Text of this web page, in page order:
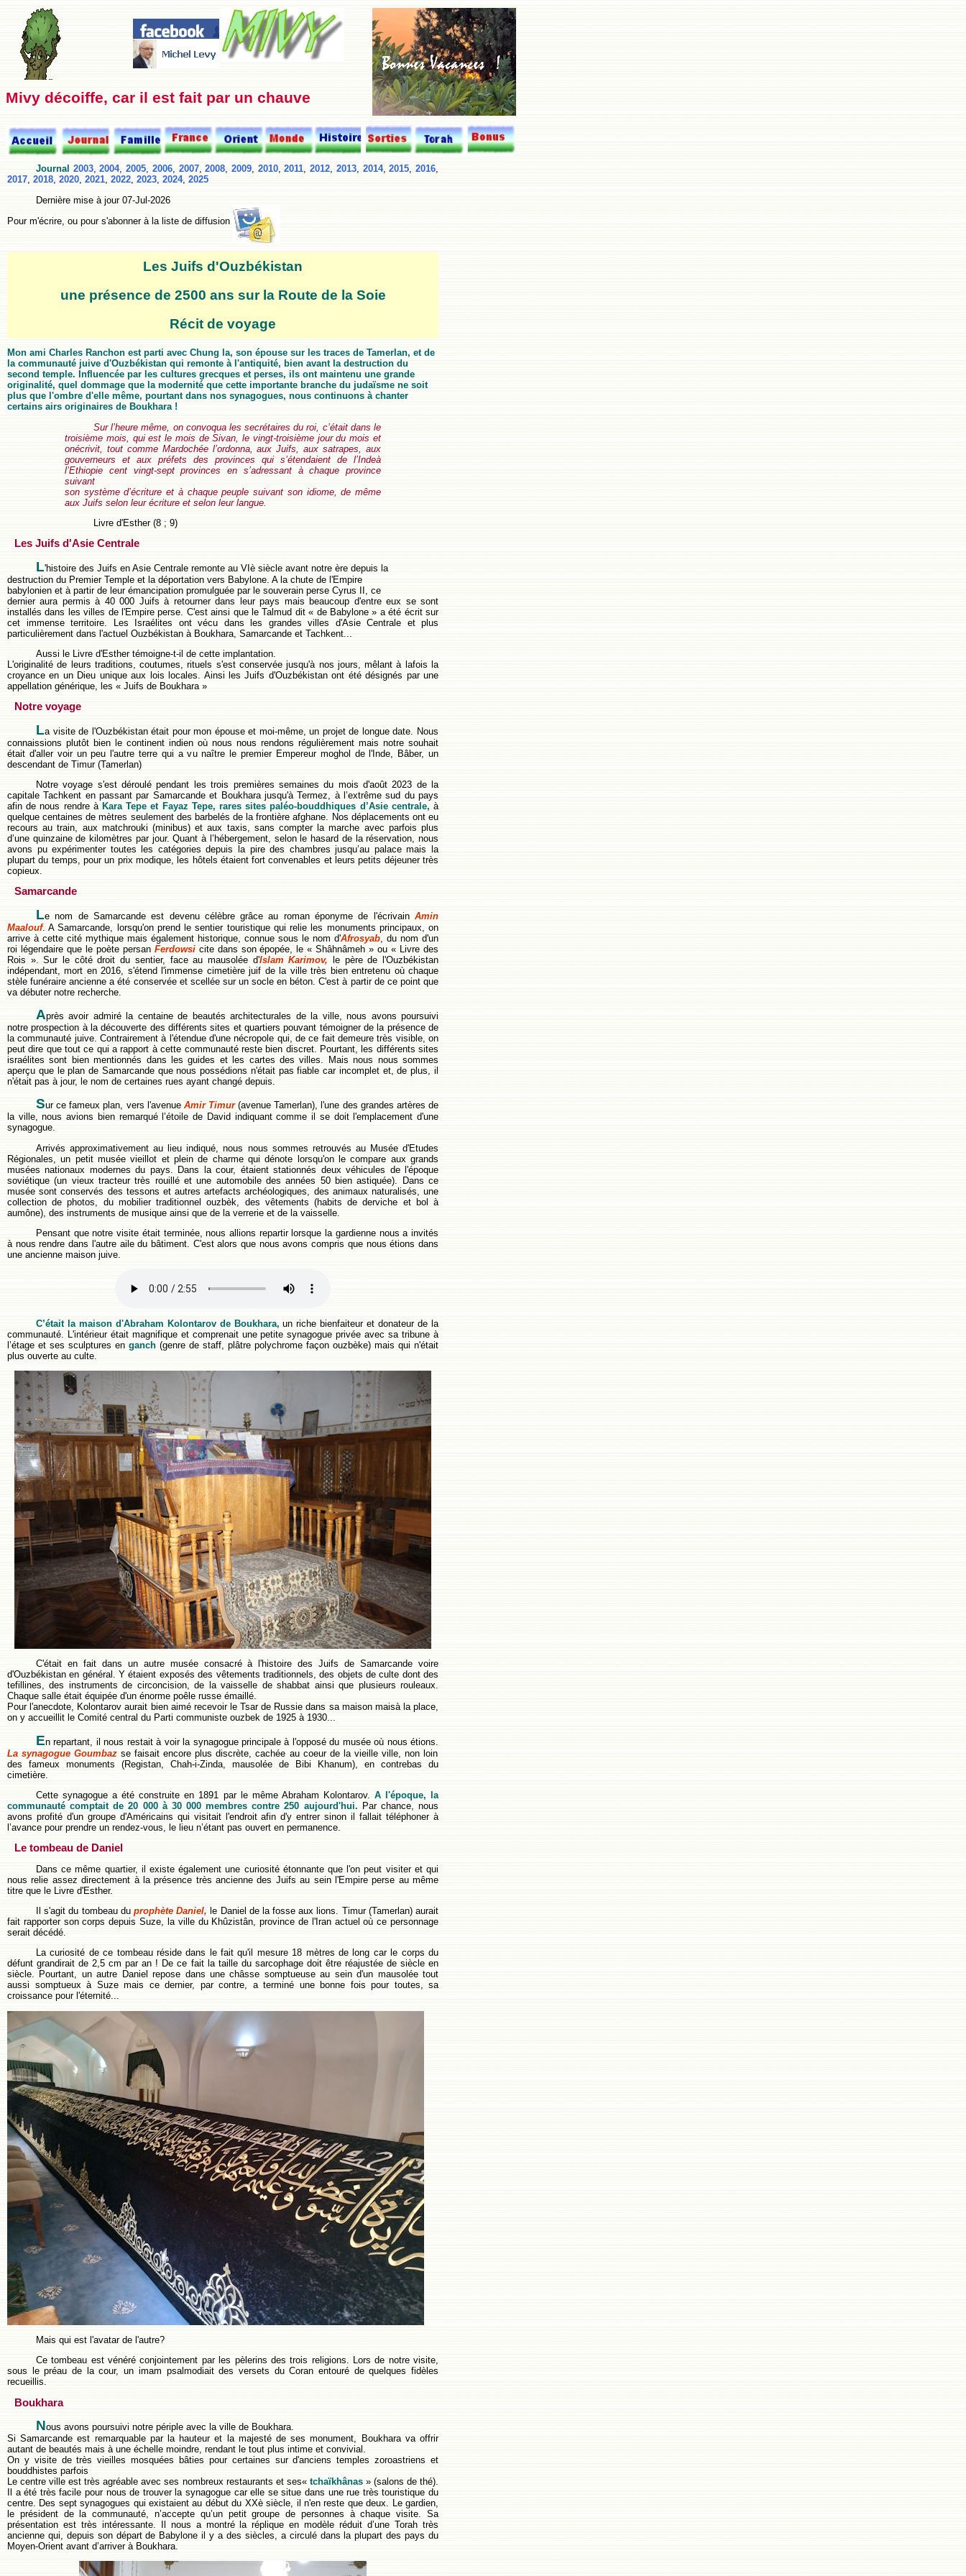
Mivy décoiffe, car il est fait par un chauve
Journal 2003,2004,2005, 2006, 2007,2008,2009, 2010,2011,2012, 2013, 2014,2015,2016,
2017, 2018, 2020, 2021, 2022, 2023, 2024, 2025
Dernière mise à jour 07-Jul-2026
Pour m'écrire, ou pour s'abonner à la liste de diffusion
Les Juifs d'Ouzbékistan
une présence de 2500 ans sur la Route de la Soie
Récit de voyage
Mon ami Charles Ranchon est parti avec Chung la, son épouse sur les traces de Tamerlan, et de
la communauté juive d'Ouzbékistan qui remonte à l'antiquité, bien avant la destruction du
second temple. Influencée par les cultures grecques et perses, ils ont maintenu une grande
originalité, quel dommage que la modernité que cette importante branche du judaïsme ne soit
plus que l'ombre d'elle même, pourtant dans nos synagogues, nous continuons à chanter
certains airs originaires de Boukhara !
Sur l’heure même, on convoqua les secrétaires du roi, c’était dans le
troisième mois, qui est le mois de Sivan, le vingt-troisième jour du mois et
onécrivit, tout comme Mardochée l’ordonna, aux Juifs, aux satrapes, aux
gouverneurs et aux préfets des provinces qui s’étendaient de l’Indeà
l’Ethiopie cent vingt-sept provinces en s’adressant à chaque province
suivant
son système d’écriture et à chaque peuple suivant son idiome, de même
aux Juifs selon leur écriture et selon leur langue.
Livre d'Esther (8 ; 9)
Les Juifs d'Asie Centrale
L'histoire des Juifs en Asie Centrale remonte au VIè siècle avant notre ère depuis la
destruction du Premier Temple et la déportation vers Babylone. A la chute de l'Empire
babylonien et à partir de leur émancipation promulguée par le souverain perse Cyrus II, ce
dernier aura permis à 40 000 Juifs à retourner dans leur pays mais beaucoup d'entre eux se sont
installés dans les villes de l'Empire perse. C'est ainsi que le Talmud dit « de Babylone » a été écrit sur
cet immense territoire. Les Israélites ont vécu dans les grandes villes d'Asie Centrale et plus
particulièrement dans l'actuel Ouzbékistan à Boukhara, Samarcande et Tachkent...
Aussi le Livre d'Esther témoigne-t-il de cette implantation.
L'originalité de leurs traditions, coutumes, rituels s'est conservée jusqu'à nos jours, mêlant à lafois la
croyance en un Dieu unique aux lois locales. Ainsi les Juifs d'Ouzbékistan ont été désignés par une
appellation générique, les « Juifs de Boukhara »
Notre voyage
La visite de l'Ouzbékistan était pour mon épouse et moi-même, un projet de longue date. Nous
connaissions plutôt bien le continent indien où nous nous rendons régulièrement mais notre souhait
était d'aller voir un peu l'autre terre qui a vu naître le premier Empereur moghol de l'Inde, Bâber, un
descendant de Timur (Tamerlan)
Notre voyage s'est déroulé pendant les trois premières semaines du mois d'août 2023 de la
capitale Tachkent en passant par Samarcande et Boukhara jusqu'à Termez, à l’extrême sud du pays
afin de nous rendre àKara Tepe et Fayaz Tepe, rares sites paléo-bouddhiques d’Asie centrale, à
quelque centaines de mètres seulement des barbelés de la frontière afghane. Nos déplacements ont eu
recours au train, aux matchrouki (minibus) et aux taxis, sans compter la marche avec parfois plus
d’une quinzaine de kilomètres par jour. Quant à l’hébergement, selon le hasard de la réservation, nous
avons pu expérimenter toutes les catégories depuis la pire des chambres jusqu’au palace mais la
plupart du temps, pour un prix modique, les hôtels étaient fort convenables et leurs petits déjeuner très
copieux.
Samarcande
Le nom de Samarcande est devenu célèbre grâce au roman éponyme de l'écrivain Amin
Maalouf. A Samarcande, lorsqu'on prend le sentier touristique qui relie les monuments principaux, on
arrive à cette cité mythique mais également historique, connue sous le nom d'Afrosyab , du nom d'un
roi légendaire que le poète persan Ferdowsicite dans son épopée, le « Shâhnâmeh » ou « Livre des
Rois ». Sur le côté droit du sentier, face au mausolée d'Islam Karimov, le père de l'Ouzbékistan
indépendant, mort en 2016, s'étend l'immense cimetière juif de la ville très bien entretenu où chaque
stèle funéraire ancienne a été conservée et scellée sur un socle en béton. C'est à partir de ce point que
va débuter notre recherche.
Après avoir admiré la centaine de beautés architecturales de la ville, nous avons poursuivi
notre prospection à la découverte des différents sites et quartiers pouvant témoigner de la présence de
la communauté juive. Contrairement à l'étendue d'une nécropole qui, de ce fait demeure très visible, on
peut dire que tout ce qui a rapport à cette communauté reste bien discret. Pourtant, les différents sites
israélites sont bien mentionnés dans les guides et les cartes des villes. Mais nous nous sommes
aperçu que le plan de Samarcande que nous possédions n'était pas fiable car incomplet et, de plus, il
n'était pas à jour, le nom de certaines rues ayant changé depuis.
Sur ce fameux plan, vers l'avenue Amir Timur(avenue Tamerlan), l'une des grandes artères de
la ville, nous avions bien remarqué l’étoile de David indiquant comme il se doit l'emplacement d'une
synagogue.
Arrivés approximativement au lieu indiqué, nous nous sommes retrouvés au Musée d'Etudes
Régionales, un petit musée vieillot et plein de charme qui dénote lorsqu'on le compare aux grands
musées nationaux modernes du pays. Dans la cour, étaient stationnés deux véhicules de l'époque
soviétique (un vieux tracteur très rouillé et une automobile des années 50 bien astiquée). Dans ce
musée sont conservés des tessons et autres artefacts archéologiques, des animaux naturalisés, une
collection de photos, du mobilier traditionnel ouzbèk, des vêtements (habits de derviche et bol à
aumône), des instruments de musique ainsi que de la verrerie et de la vaisselle.
Pensant que notre visite était terminée, nous allions repartir lorsque la gardienne nous a invités
à nous rendre dans l'autre aile du bâtiment. C'est alors que nous avons compris que nous étions dans
une ancienne maison juive.
C’était la maison d'Abraham Kolontarov de Boukhara, un riche bienfaiteur et donateur de la
communauté. L'intérieur était magnifique et comprenait une petite synagogue privée avec sa tribune à
l’étage et ses sculptures en ganch (genre de staff, plâtre polychrome façon ouzbèke) mais qui n'était
plus ouverte au culte.
C'était en fait dans un autre musée consacré à l'histoire des Juifs de Samarcande voire
d'Ouzbékistan en général. Y étaient exposés des vêtements traditionnels, des objets de culte dont des
tefillines, des instruments de circoncision, de la vaisselle de shabbat ainsi que plusieurs rouleaux.
Chaque salle était équipée d'un énorme poêle russe émaillé.
Pour l'anecdote, Kolontarov aurait bien aimé recevoir le Tsar de Russie dans sa maison maisà la place,
on y accueillit le Comité central du Parti communiste ouzbek de 1925 à 1930...
En repartant, il nous restait à voir la synagogue principale à l'opposé du musée où nous étions.
La synagogue Goumbazse faisait encore plus discrète, cachée au coeur de la vieille ville, non loin
des fameux monuments (Registan, Chah-i-Zinda, mausolée de Bibi Khanum), en contrebas du
cimetière.
Cette synagogue a été construite en 1891 par le même Abraham Kolontarov. A l'époque, la
communauté comptait de 20 000 à 30 000 membres contre 250 aujourd'hui. Par chance, nous
avons profité d'un groupe d'Américains qui visitait l'endroit afin d'y entrer sinon il fallait téléphoner à
l’avance pour prendre un rendez-vous, le lieu n’étant pas ouvert en permanence.
Le tombeau de Daniel
Dans ce même quartier, il existe également une curiosité étonnante que l'on peut visiter et qui
nous relie assez directement à la présence très ancienne des Juifs au sein l'Empire perse au même
titre que le Livre d'Esther.
Il s'agit du tombeau du prophète Daniel, le Daniel de la fosse aux lions. Timur (Tamerlan) aurait
fait rapporter son corps depuis Suze, la ville du Khûzistân, province de l'Iran actuel où ce personnage
serait décédé.
La curiosité de ce tombeau réside dans le fait qu'il mesure 18 mètres de long car le corps du
défunt grandirait de 2,5 cm par an ! De ce fait la taille du sarcophage doit être réajustée de siècle en
siècle. Pourtant, un autre Daniel repose dans une châsse somptueuse au sein d'un mausolée tout
aussi somptueux à Suze mais ce dernier, par contre, a terminé une bonne fois pour toutes, sa
croissance pour l'éternité...
Mais qui est l'avatar de l'autre?
Ce tombeau est vénéré conjointement par les pèlerins des trois religions. Lors de notre visite,
sous le préau de la cour, un imam psalmodiait des versets du Coran entouré de quelques fidèles
recueillis.
Boukhara
Nous avons poursuivi notre périple avec la ville de Boukhara.
Si Samarcande est remarquable par la hauteur et la majesté de ses monument, Boukhara va offrir
autant de beautés mais à une échelle moindre, rendant le tout plus intime et convivial.
On y visite de très vieilles mosquées bâties pour certaines sur d'anciens temples zoroastriens et
bouddhistes parfois
Le centre ville est très agréable avec ses nombreux restaurants et ses« tchaïkhânas» (salons de thé).
Il a été très facile pour nous de trouver la synagogue car elle se situe dans une rue très touristique du
centre. Des sept synagogues qui existaient au début du XXè siècle, il n'en reste que deux. Le gardien,
le président de la communauté, n’accepte qu’un petit groupe de personnes à chaque visite. Sa
présentation est très intéressante. Il nous a montré la réplique en modèle réduit d’une Torah très
ancienne qui, depuis son départ de Babylone il y a des siècles, a circulé dans la plupart des pays du
Moyen-Orient avant d’arriver à Boukhara.